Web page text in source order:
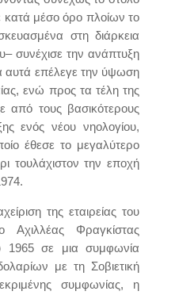
κατά μέσο όρο πλοίων το
στη διάρκεια
συνέχισε την ανάπτυξη
αυτά επέλεγε την ύψωση
ενώ προς τα τέλη της
από τους βασικότερους
ενός νέου νηολογίου,
έθεσε το μεγαλύτερο
τουλάχιστον την εποχή
της εταιρείας του
Φραγκίστας
1965 σε μια συμφωνία
με τη Σοβιετική
συμφωνίας, η